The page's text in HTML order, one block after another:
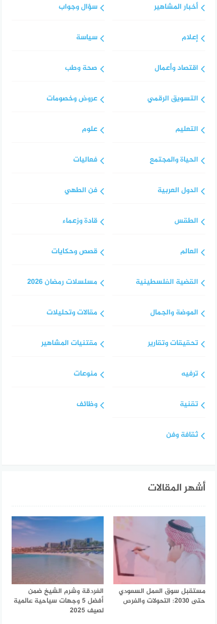
أخبار المشاهير
إعلام
اقتصاد وأعمال
التسويق الرقمي
التعليم
الحياة والمجتمع
الدول العربية
الطقس
العالم
القضية الفلسطينية
الموضة والجمال
تحقيقات وتقارير
ترفيه
تقنية
ثقافة وفن
سؤال وجواب
سياسة
صحة وطب
عروض وخصومات
علوم
فعاليات
فن الطهي
قادة وزعماء
قصص وحكايات
مسلسلات رمضان 2026
مقالات وتحليلات
مقتنيات المشاهير
منوعات
وظائف
أشهر المقالات
مستقبل سوق العمل السعودي
حتى 2030: التحولات والفرص
الغردقة وشرم الشيخ ضمن
أفضل 5 وجهات سياحية عالمية
لصيف 2025